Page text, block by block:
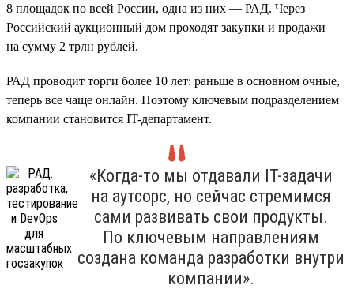
8 площадок по всей России, одна из них — РАД. Через
Российский аукционный дом проходят закупки и продажи
на сумму 2 трлн рублей.
РАД проводит торги более 10 лет: раньше в основном очные,
теперь все чаще онлайн. Поэтому ключевым подразделением
компании становится IT-департамент.
«Когда-то мы отдавали IT-задачи
на аутсорс, но сейчас стремимся
сами развивать свои продукты.
По ключевым направлениям
создана команда разработки внутри
компании».